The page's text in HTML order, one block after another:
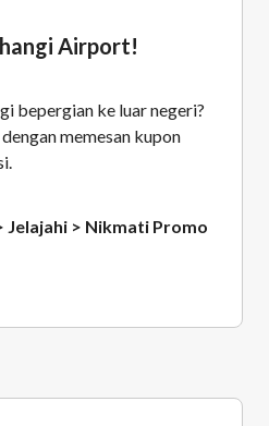
Airport!
bepergian ke luar negeri?
memesan kupon
Jelajahi > Nikmati Promo